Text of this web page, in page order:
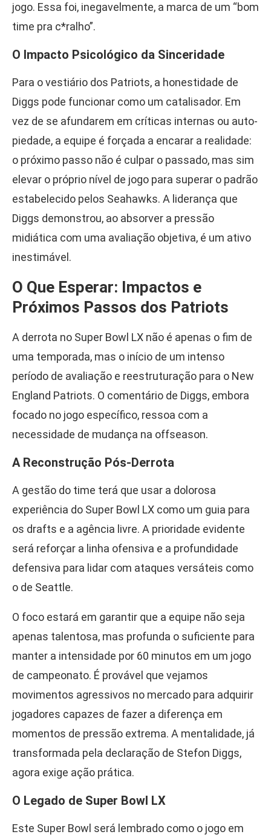
jogo. Essa foi, inegavelmente, a marca de um “bom
time pra c*ralho”.
O Impacto Psicológico da Sinceridade
Para o vestiário dos Patriots, a honestidade de
Diggs pode funcionar como um catalisador. Em
vez de se afundarem em críticas internas ou auto-
piedade, a equipe é forçada a encarar a realidade:
o próximo passo não é culpar o passado, mas sim
elevar o próprio nível de jogo para superar o padrão
estabelecido pelos Seahawks. A liderança que
Diggs demonstrou, ao absorver a pressão
midiática com uma avaliação objetiva, é um ativo
inestimável.
O Que Esperar: Impactos e
Próximos Passos dos Patriots
A derrota no Super Bowl LX não é apenas o fim de
uma temporada, mas o início de um intenso
período de avaliação e reestruturação para o New
England Patriots. O comentário de Diggs, embora
focado no jogo específico, ressoa com a
necessidade de mudança na offseason.
A Reconstrução Pós-Derrota
A gestão do time terá que usar a dolorosa
experiência do Super Bowl LX como um guia para
os drafts e a agência livre. A prioridade evidente
será reforçar a linha ofensiva e a profundidade
defensiva para lidar com ataques versáteis como
o de Seattle.
O foco estará em garantir que a equipe não seja
apenas talentosa, mas profunda o suficiente para
manter a intensidade por 60 minutos em um jogo
de campeonato. É provável que vejamos
movimentos agressivos no mercado para adquirir
jogadores capazes de fazer a diferença em
momentos de pressão extrema. A mentalidade, já
transformada pela declaração de Stefon Diggs,
agora exige ação prática.
O Legado de Super Bowl LX
Este Super Bowl será lembrado como o jogo em